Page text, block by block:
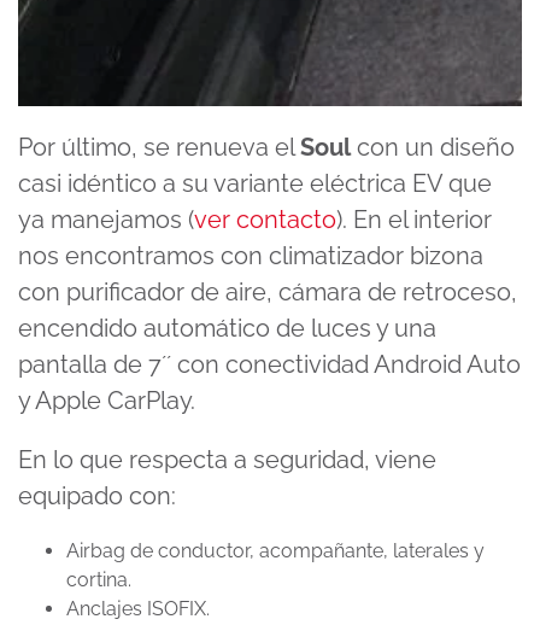
Por último, se renueva elSoulcon un diseño
casi idéntico a su variante eléctrica EV que
ya manejamos (ver contacto). En el interior
nos encontramos con climatizador bizona
con purificador de aire, cámara de retroceso,
encendido automático de luces y una
pantalla de 7´´ con conectividad Android Auto
y Apple CarPlay.
En lo que respecta a seguridad, viene
equipado con:
Airbag de conductor, acompañante, laterales y
cortina.
Anclajes ISOFIX.